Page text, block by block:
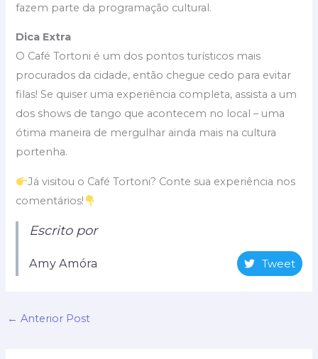
fazem parte da programação cultural.
Dica Extra
O Café Tortoni é um dos pontos turísticos mais
procurados da cidade, então chegue cedo para evitar
filas! Se quiser uma experiência completa, assista a um
dos shows de tango que acontecem no local – uma
ótima maneira de mergulhar ainda mais na cultura
portenha.
Já visitou o Café Tortoni? Conte sua experiência nos
comentários!
Escrito por
Amy Amóra Tweet
← Anterior Post